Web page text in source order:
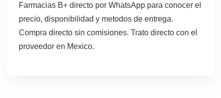
Farmacias B+ directo por WhatsApp para conocer el
precio, disponibilidad y metodos de entrega.
Compra directo sin comisiones. Trato directo con el
proveedor en Mexico.